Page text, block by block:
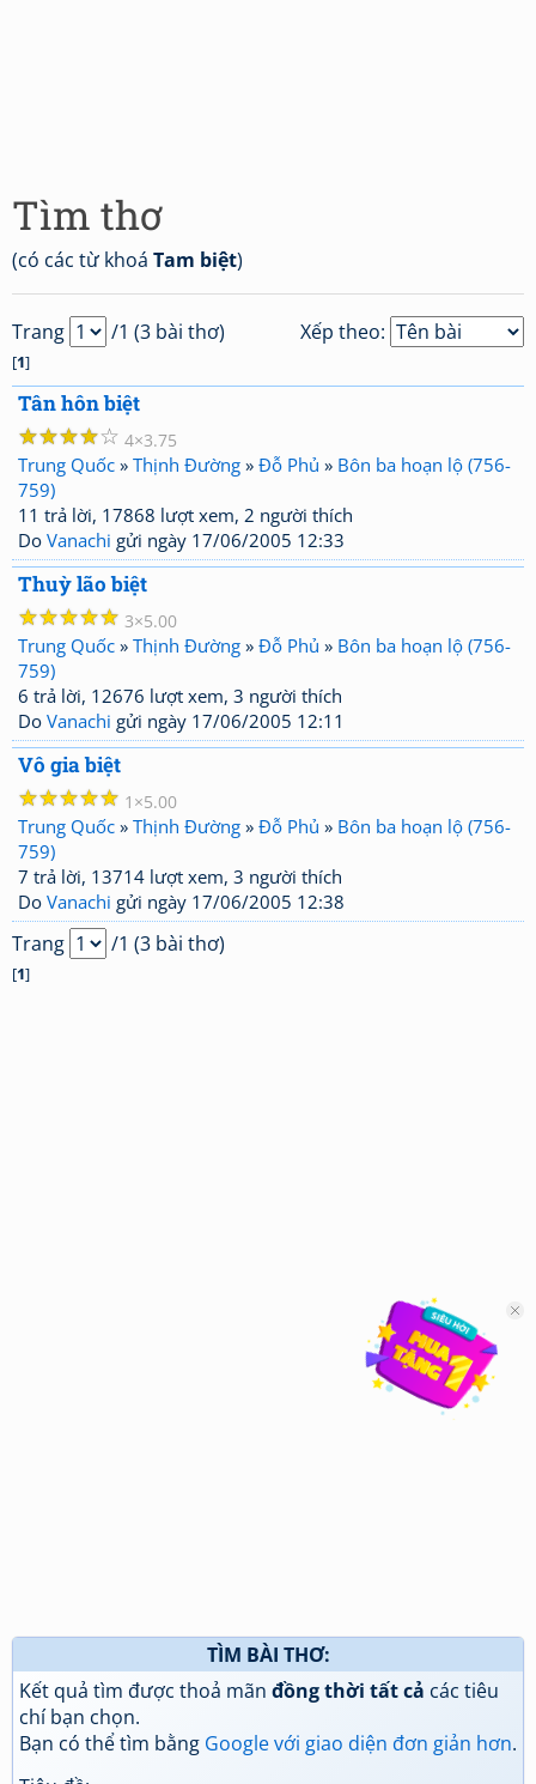
Tìm thơ
(có các từ khoá Tam biệt)
Xếp theo:
Trang /1 (3 bài thơ)
[1]
Tân hôn biệt
☆
☆
☆
☆
☆ 4 3.75
Trung Quốc » Thịnh Đường » Đỗ Phủ » Bôn ba hoạn lộ (756-
759)
11 trả lời, 17868 lượt xem, 2 người thích
Do Vanachi gửi ngày 17/06/2005 12:33
Thuỳ lão biệt
☆
☆
☆
☆
☆ 3 5.00
Trung Quốc » Thịnh Đường » Đỗ Phủ » Bôn ba hoạn lộ (756-
759)
6 trả lời, 12676 lượt xem, 3 người thích
Do Vanachi gửi ngày 17/06/2005 12:11
Vô gia biệt
☆
☆
☆
☆
☆ 1 5.00
Trung Quốc » Thịnh Đường » Đỗ Phủ » Bôn ba hoạn lộ (756-
759)
7 trả lời, 13714 lượt xem, 3 người thích
Do Vanachi gửi ngày 17/06/2005 12:38
Trang /1 (3 bài thơ)
[1]
TÌM BÀI THƠ:
Kết quả tìm được thoả mãn đồng thời tất cả các tiêu
chí bạn chọn.
Bạn có thể tìm bằng Google với giao diện đơn giản hơn.